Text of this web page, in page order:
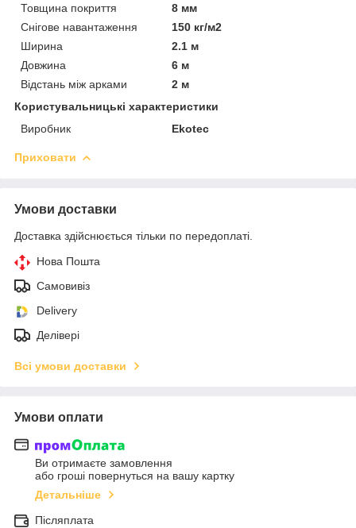
Товщина покриття
8 мм
Снігове навантаження
150 кг/м2
Ширина
2.1 м
Довжина
6 м
Відстань між арками
2 м
Користувальницькі характеристики
Виробник
Ekotec
Приховати
Умови доставки
Доставка здійснюється тільки по передоплаті.
Нова Пошта
Самовивіз
Delivery
Делівері
Всі умови доставки
Умови оплати
Ви отримаєте замовлення
або гроші повернуться на вашу картку
Детальніше
Післяплата